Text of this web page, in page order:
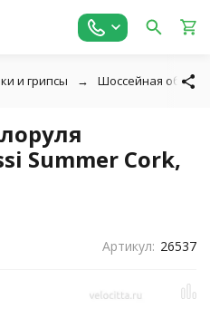
и грипсы Шоссейная
Summer Cork,
Артикул: 26537